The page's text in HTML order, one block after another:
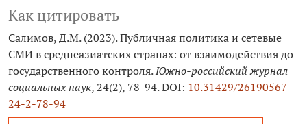
Как цитировать
Салимов, Д.М. (2023). Публичная политика и сетевые
СМИ в среднеазиатских странах: от взаимодействия до
государственного контроля.Южно-российский журнал
социальных наук, 24(2), 78-94. DOI: 10.31429/26190567-
24-2-78-94